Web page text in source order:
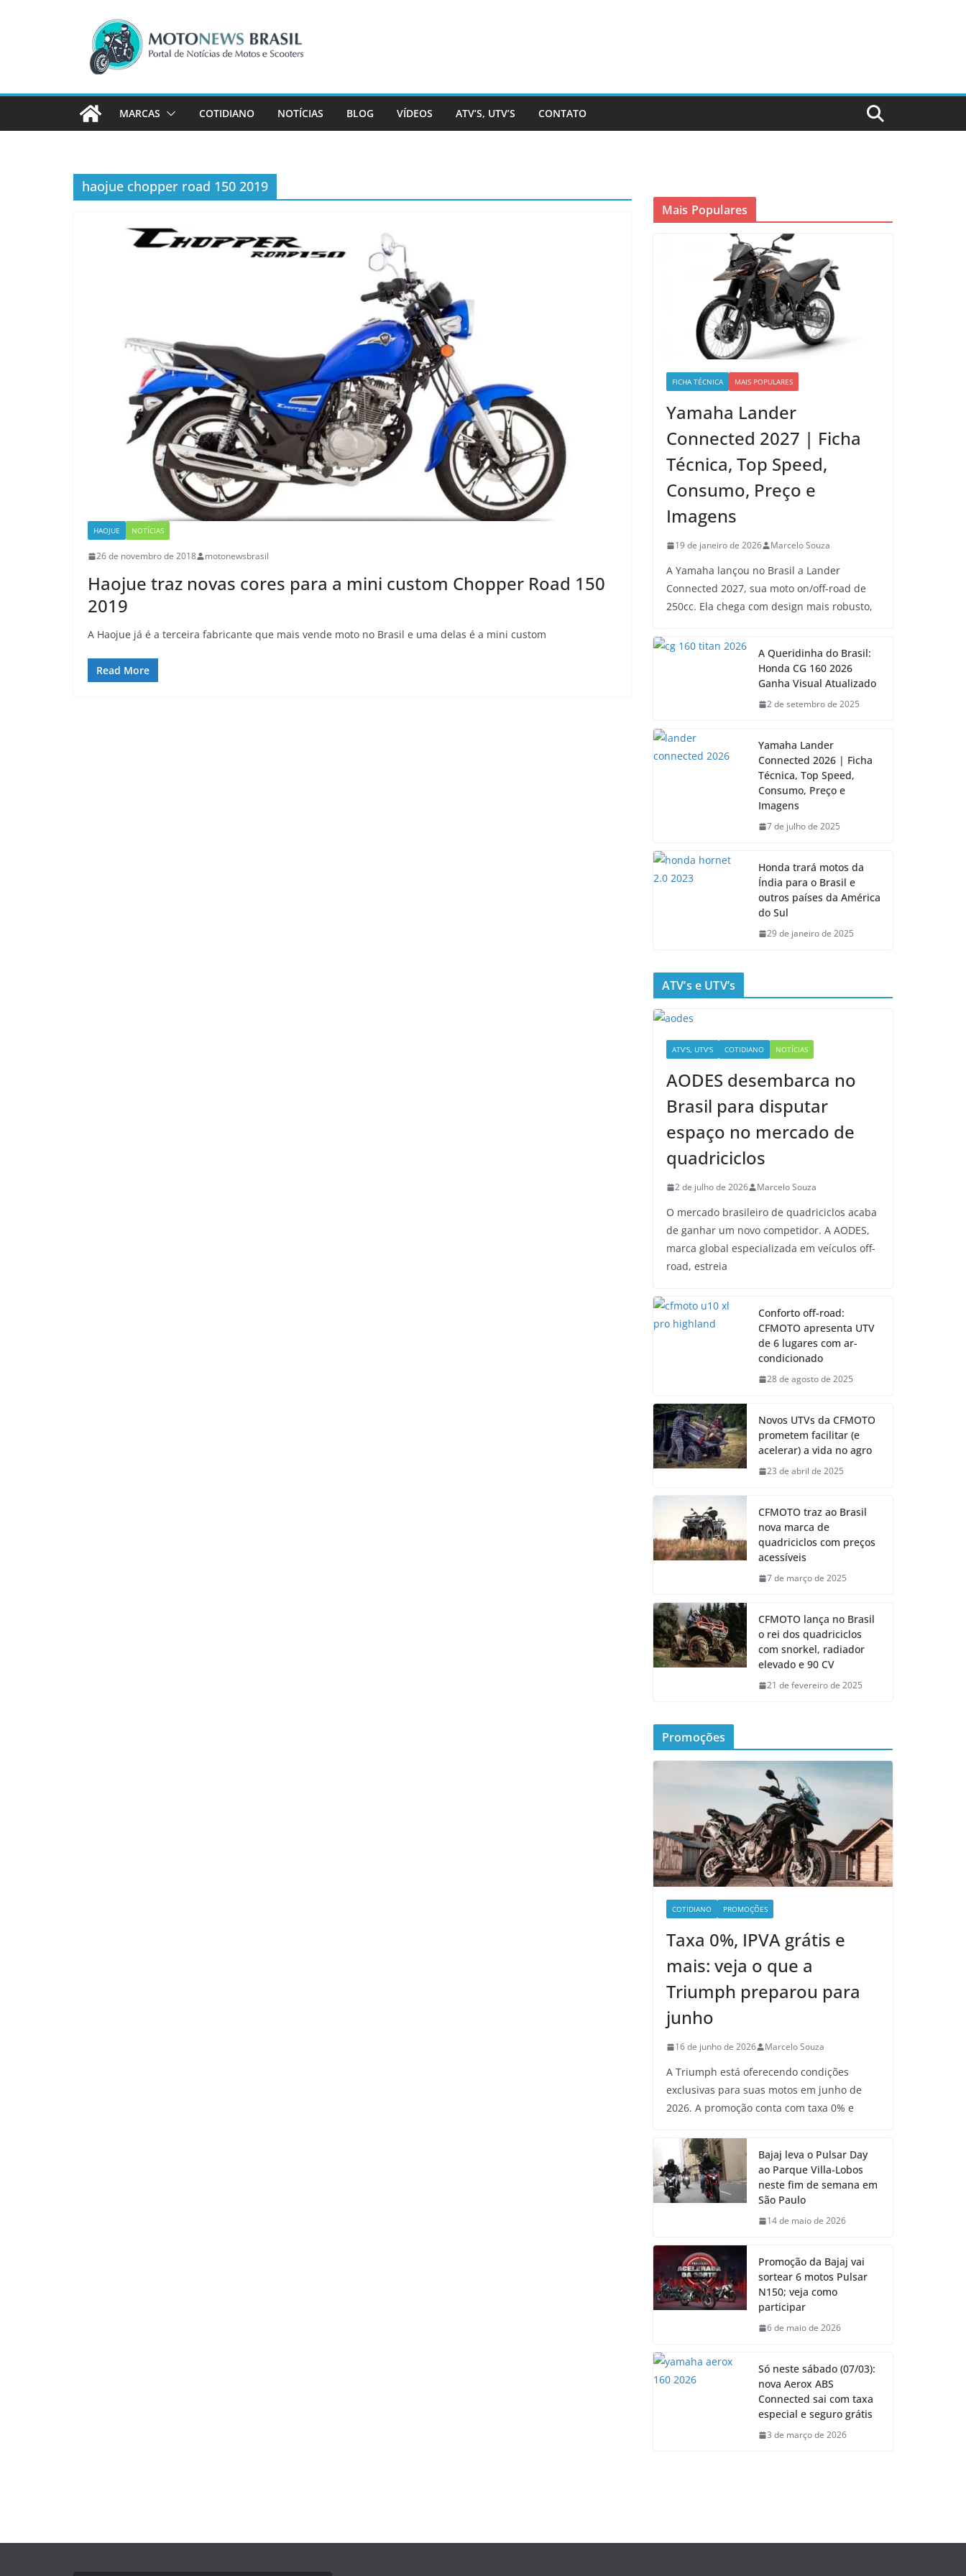
MARCAS COTIDIANO NOTÍCIAS BLOG VÍDEOS ATV’S, UTV’S CONTATO
haojue chopper road 150 2019
HAOJUE NOTÍCIAS
26 de novembro de 2018 motonewsbrasil
Haojue traz novas cores para a mini custom Chopper Road 150
2019
A Haojue já é a terceira fabricante que mais vende moto no Brasil e uma delas é a mini custom
Read More
Mais Populares
FICHA TÉCNICA MAIS POPULARES
Yamaha Lander
Connected 2027 | Ficha
Técnica, Top Speed,
Consumo, Preço e
Imagens
19 de janeiro de 2026 Marcelo Souza
A Yamaha lançou no Brasil a Lander
Connected 2027, sua moto on/off-road de
250cc. Ela chega com design mais robusto,
A Queridinha do Brasil:
Honda CG 160 2026
Ganha Visual Atualizado
2 de setembro de 2025
Yamaha Lander
Connected 2026 | Ficha
Técnica, Top Speed,
Consumo, Preço e
Imagens
7 de julho de 2025
Honda trará motos da
Índia para o Brasil e
outros países da América
do Sul
29 de janeiro de 2025
ATV’s e UTV’s
ATV'S, UTV'S COTIDIANO NOTÍCIAS
AODES desembarca no
Brasil para disputar
espaço no mercado de
quadriciclos
2 de julho de 2026 Marcelo Souza
O mercado brasileiro de quadriciclos acaba
de ganhar um novo competidor. A AODES,
marca global especializada em veículos off-
road, estreia
Conforto off-road:
CFMOTO apresenta UTV
de 6 lugares com ar-
condicionado
28 de agosto de 2025
Novos UTVs da CFMOTO
prometem facilitar (e
acelerar) a vida no agro
23 de abril de 2025
CFMOTO traz ao Brasil
nova marca de
quadriciclos com preços
acessíveis
7 de março de 2025
CFMOTO lança no Brasil
o rei dos quadriciclos
com snorkel, radiador
elevado e 90 CV
21 de fevereiro de 2025
Promoções
COTIDIANO PROMOÇÕES
Taxa 0%, IPVA grátis e
mais: veja o que a
Triumph preparou para
junho
16 de junho de 2026 Marcelo Souza
A Triumph está oferecendo condições
exclusivas para suas motos em junho de
2026. A promoção conta com taxa 0% e
Bajaj leva o Pulsar Day
ao Parque Villa-Lobos
neste fim de semana em
São Paulo
14 de maio de 2026
Promoção da Bajaj vai
sortear 6 motos Pulsar
N150; veja como
participar
6 de maio de 2026
Só neste sábado (07/03):
nova Aerox ABS
Connected sai com taxa
especial e seguro grátis
3 de março de 2026